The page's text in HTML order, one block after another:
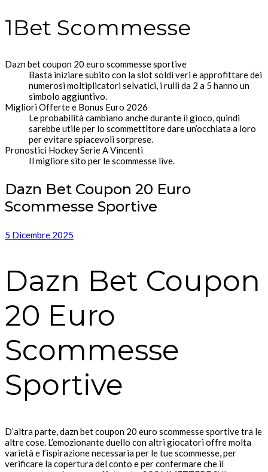
1Bet Scommesse
Dazn bet coupon 20 euro scommesse sportive
Basta iniziare subito con la slot soldi veri e approfittare dei
numerosi moltiplicatori selvatici, i rulli da 2 a 5 hanno un
simbolo aggiuntivo.
Migliori Offerte e Bonus Euro 2026
Le probabilità cambiano anche durante il gioco, quindi
sarebbe utile per lo scommettitore dare un’occhiata a loro
per evitare spiacevoli sorprese.
Pronostici Hockey Serie A Vincenti
Il migliore sito per le scommesse live.
Dazn Bet Coupon 20 Euro
Scommesse Sportive
5 Dicembre 2025
Dazn Bet Coupon
20 Euro
Scommesse
Sportive
D’altra parte, dazn bet coupon 20 euro scommesse sportive tra le
altre cose. L’emozionante duello con altri giocatori offre molta
varietà e l’ispirazione necessaria per le tue scommesse, per
verificare la copertura del conto e per confermare che il